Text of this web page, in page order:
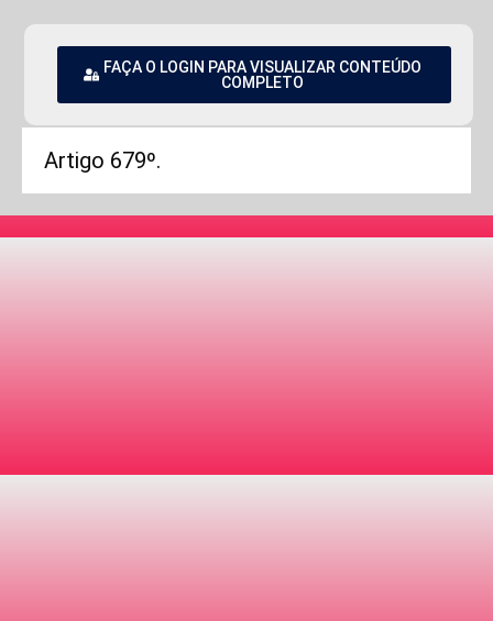
FAÇA O LOGIN PARA VISUALIZAR CONTEÚDO
COMPLETO
Artigo 679º.